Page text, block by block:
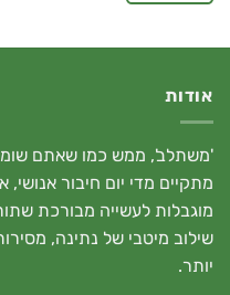
אודות
'משתלב', ממש כמו שאתם
מתקיים מדי יום חיבור
מוגבלות לעשייה מבורכת
שילוב מיטבי של נתינה,
יותר.